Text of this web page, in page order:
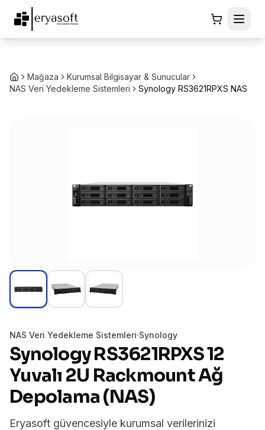
Mağaza
Kurumsal Bilgisayar & Sunucular
NAS Veri Yedekleme Sistemleri
Synology RS3621RPXS NAS
NAS Veri Yedekleme Sistemleri·Synology
Synology RS3621RPXS 12
Yuvalı 2U Rackmount Ağ
Depolama (NAS)
Eryasoft güvencesiyle kurumsal verilerinizi